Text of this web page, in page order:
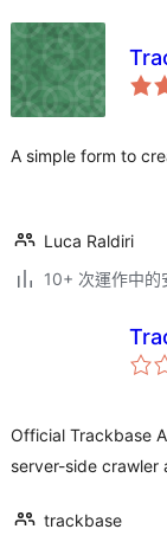
A simple form to
Luca Raldiri
10+ 次運作中的
Official Trackbase
server-side crawler
trackbase